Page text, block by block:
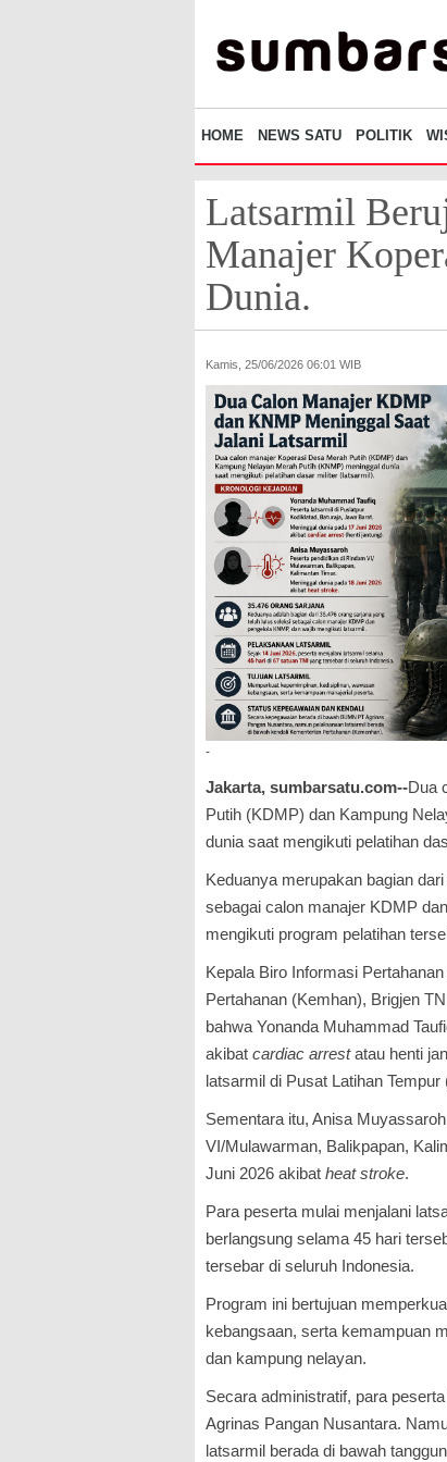
HOME NEWS SATU POLITIK
Latsarmil
Manajer
Dunia.
Kamis, 25/06/2026 06:01 WIB
-
Jakarta, sumbarsatu.com--Dua
Putih (KDMP) dan Kampung
dunia saat mengikuti pelatihan
Keduanya merupakan bagian
sebagai calon manajer KDMP
mengikuti program pelatihan
Kepala Biro Informasi
Pertahanan (Kemhan), Brigjen
bahwa Yonanda Muhammad
akibat cardiac arrestatau henti
latsarmil di Pusat Latihan
Sementara itu, Anisa
VI/Mulawarman, Balikpapan,
Juni 2026 akibat heat stroke.
Para peserta mulai menjalani
berlangsung selama 45 hari
tersebar di seluruh Indonesia.
Program ini bertujuan
kebangsaan, serta kemampuan
dan kampung nelayan.
Secara administratif, para
Agrinas Pangan Nusantara.
latsarmil berada di bawah